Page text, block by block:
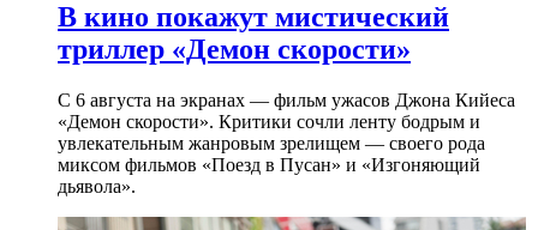
В кино покажут мистический
триллер «Демон скорости»
С 6 августа на экранах — фильм ужасов Джона Кийеса
«Демон скорости». Критики сочли ленту бодрым и
увлекательным жанровым зрелищeм — своего рода
миксом фильмов «Поезд в Пусан» и «Изгоняющий
дьявола».